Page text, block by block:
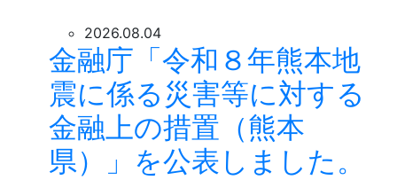
2026.08.04
金融庁「令和８年熊本地
震に係る災害等に対する
金融上の措置（熊本
県）」を公表しました。